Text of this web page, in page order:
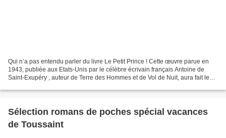
Qui n’a pas entendu parler du livre Le Petit Prince ! Cette œuvre parue en
1943, publiée aux Etats-Unis par le célèbre écrivain français Antoine de
Saint-Exupéry , auteur de Terre des Hommes et de Vol de Nuit, aura fait le
Sélection romans de poches spécial vacances
de Toussaint